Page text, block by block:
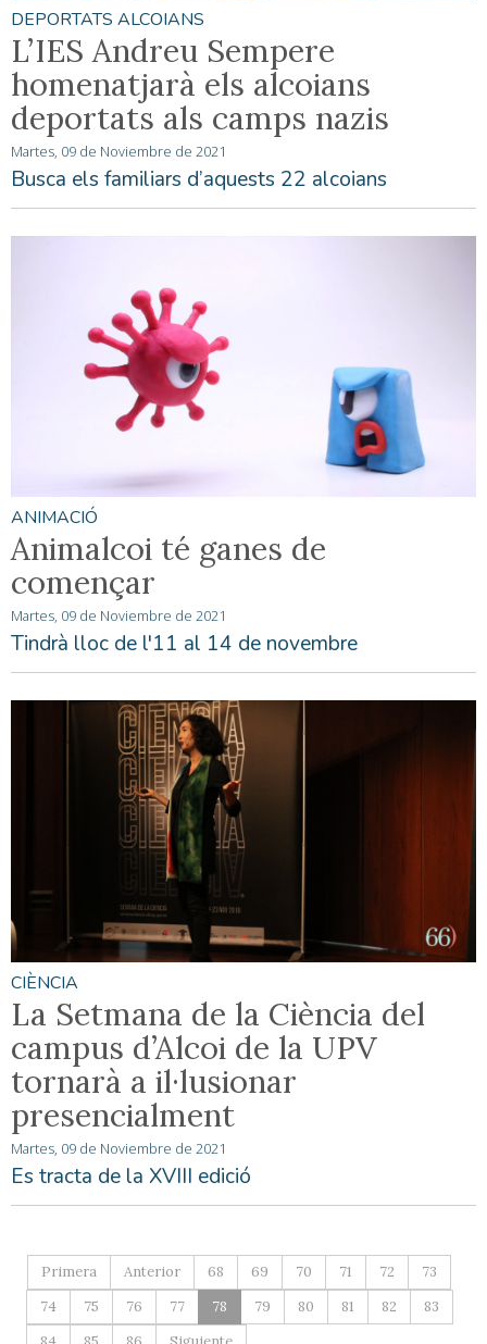
DEPORTATS ALCOIANS
L’IES Andreu Sempere
homenatjarà els alcoians
deportats als camps nazis
Martes, 09 de Noviembre de 2021
Busca els familiars d’aquests 22 alcoians
ANIMACIÓ
Animalcoi té ganes de
començar
Martes, 09 de Noviembre de 2021
Tindrà lloc de l'11 al 14 de novembre
CIÈNCIA
La Setmana de la Ciència del
campus d’Alcoi de la UPV
tornarà a il·lusionar
presencialment
Martes, 09 de Noviembre de 2021
Es tracta de la XVIII edició
Primera Anterior 68 69 70 71 72
73
74
75 76 77 78 79 80 81 82
83